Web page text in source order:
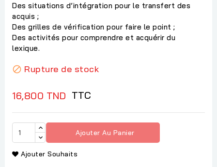
Des situations d’intégration pour le transfert des
acquis ;
Des grilles de vérification pour faire le point ;
Des activités pour comprendre et acquérir du
lexique.
 Rupture de stock
16,800 TND TTC
Ajouter Au Panier
Ajouter Souhaits